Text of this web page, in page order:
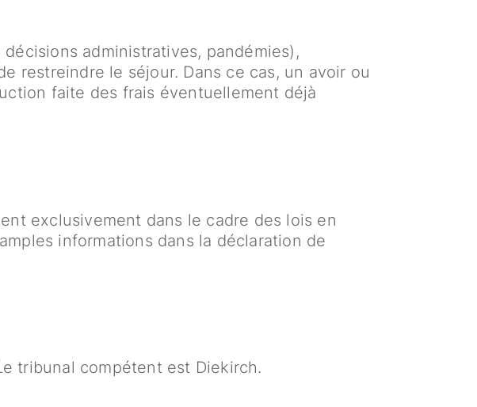
administratives, pandémies),
restreindre le séjour. Dans ce cas, un avoir ou
faite des frais éventuellement déjà
exclusivement dans le cadre des lois en
informations dans la déclaration de
tribunal compétent est Diekirch.